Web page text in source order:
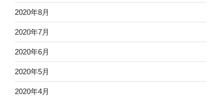
2020年8月
2020年7月
2020年6月
2020年5月
2020年4月